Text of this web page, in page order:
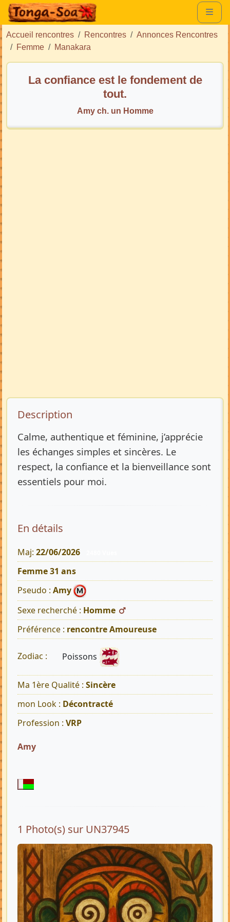
Accueil rencontres Rencontres
Annonces Rencontres
Femme
Manakara
La confiance est le fondement de
tout.
Amy ch. un Homme
Description de l’annonce
Description
Calme, authentique et féminine, j’apprécie
les échanges simples et sincères. Le
respect, la confiance et la bienveillance sont
essentiels pour moi.
En détails
Maj: 22/06/2026
Femme 31 ans
Pseudo : Amy
Sexe recherché : Homme
Préférence : rencontre Amoureuse
Zodiac : Poissons
Ma 1ère Qualité : Sincère
mon Look : Décontracté
Profession : VRP
Amy
1 Photo(s) sur UN37945